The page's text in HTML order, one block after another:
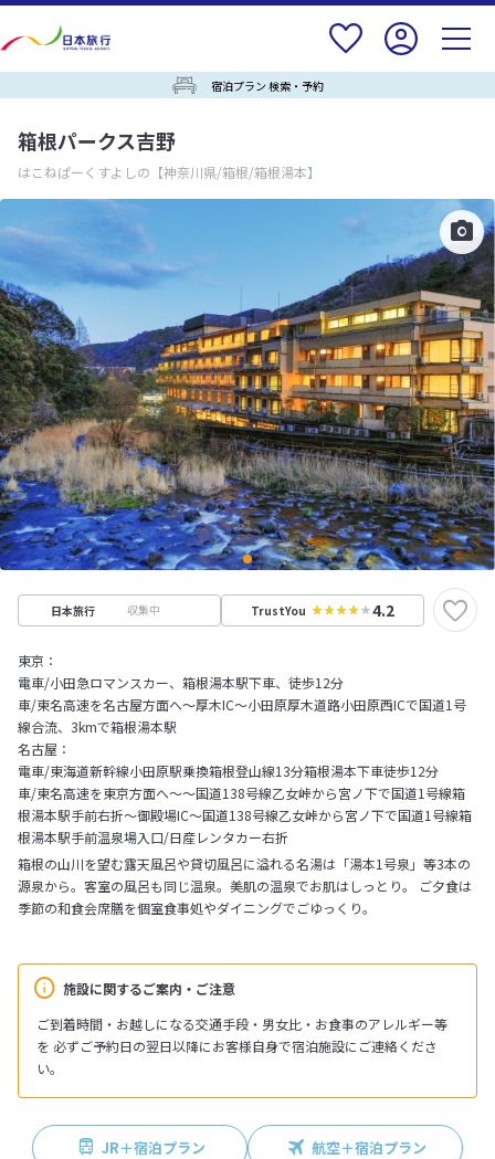
宿泊プラン 検索・予約
箱根パークス吉野
はこねぱーくすよしの 【神奈川県/箱根/箱根湯本】
日本旅行 収集中 TrustYou 4.2
東京：
電車/小田急ロマンスカー、箱根湯本駅下車、徒歩12分
車/東名高速を名古屋方面へ～厚木IC～小田原厚木道路小田原西ICで国道1号
線合流、3kmで箱根湯本駅
名古屋：
電車/東海道新幹線小田原駅乗換箱根登山線13分箱根湯本下車徒歩12分
車/東名高速を東京方面へ～～国道138号線乙女峠から宮ノ下で国道1号線箱
根湯本駅手前右折～御殿場IC～国道138号線乙女峠から宮ノ下で国道1号線箱
根湯本駅手前温泉場入口/日産レンタカー右折
施設に関するご案内・ご注意
ご到着時間・お越しになる交通手段・男女比・お食事のアレルギー等
を 必ずご予約日の翌日以降にお客様自身で宿泊施設にご連絡くださ
い。
箱根の山川を望む露天風呂や貸切風呂に溢れる名湯は「湯本1号泉」等3本の
源泉から。客室の風呂も同じ温泉。美肌の温泉でお肌はしっとり。 ご夕食は
季節の和食会席膳を個室食事処やダイニングでごゆっくり。
JR＋宿泊プラン 航空＋宿泊プラン